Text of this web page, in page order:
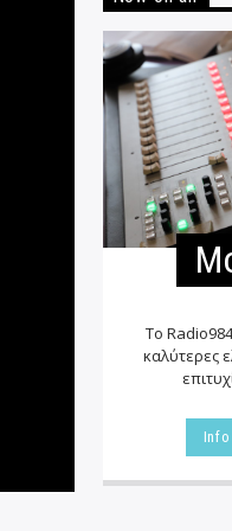
Το
καλύτερες